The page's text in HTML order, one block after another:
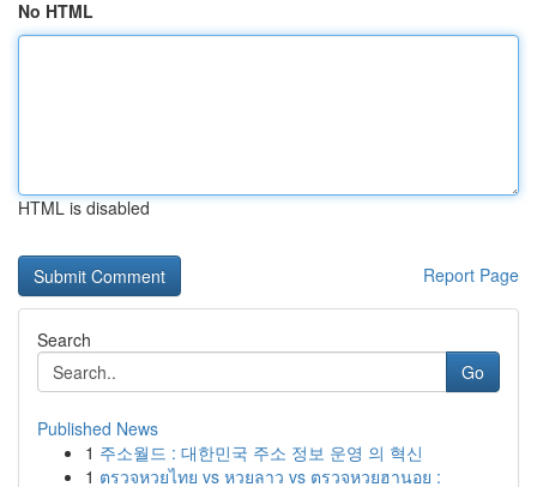
No HTML
HTML is disabled
Report Page
Search
Go
Published News
1 주소월드 : 대한민국 주소 정보 운영 의 혁신
1 ตรวจหวยไทย vs หวยลาว vs ตรวจหวยฮานอย :